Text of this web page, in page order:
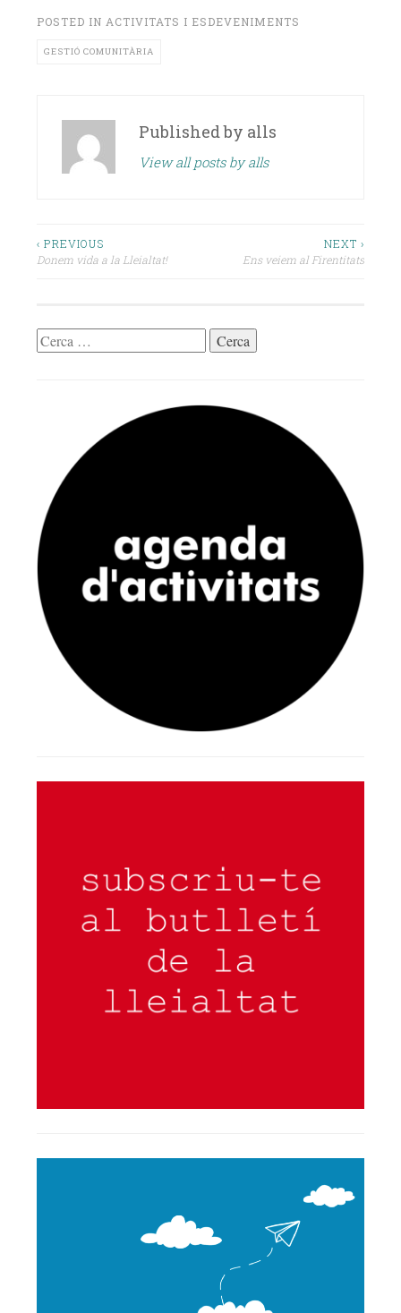
POSTED IN ACTIVITATS I ESDEVENIMENTS
GESTIÓ COMUNITÀRIA
Published by alls
View all posts by alls
Navegació
‹ PREVIOUS
Donem vida a la Lleialtat!
NEXT ›
Ens veiem al Firentitats
Cerca: